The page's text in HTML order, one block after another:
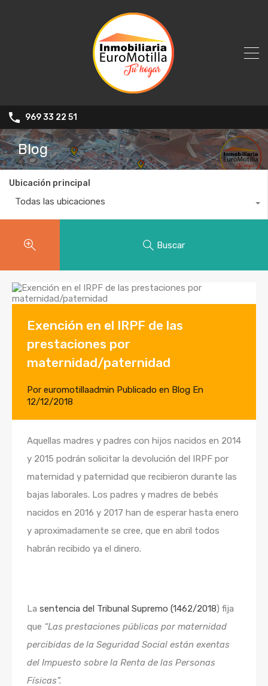
969 33 22 51
Blog
Ubicación principal
Todas las ubicaciones
Buscar
Exención en el IRPF de las
prestaciones por
maternidad/paternidad
Por euromotillaadmin Publicado en Blog En
12/12/2018
Aquellas madres y padres con hijos nacidos en 2014
y 2015 podrán solicitar la devolución del IRPF por
maternidad y paternidad que recibieron durante las
bajas laborales. Los padres y madres de bebés
nacidos en 2016 y 2017 han de esperar hasta enero
y aproximadamente se cree, que en abril todos
habrán recibido ya el dinero.
La sentencia del Tribunal Supremo (1462/2018) fija
que “Las prestaciones públicas por maternidad
percibidas de la Seguridad Social están exentas
del Impuesto sobre la Renta de las Personas
Físicas”.